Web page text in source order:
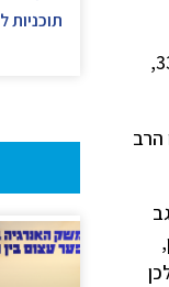
זאת ועוד, כמות הפליטות מהמפעלים בעת תקלות לאוויר, לים, לנחל ולקרקע זינקה מאז 2012 בשיעור עצום של 330%,
הרב
תוכניות